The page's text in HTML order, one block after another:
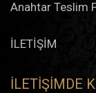
Anahtar Teslim
İLETİŞİM
İLETIŞIMDE